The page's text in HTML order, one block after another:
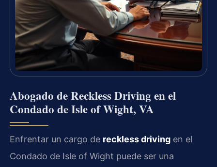
Abogado de Reckless Driving en el
Condado de Isle of Wight, VA
Enfrentar un cargo de reckless driving en el
Condado de Isle of Wight puede ser una